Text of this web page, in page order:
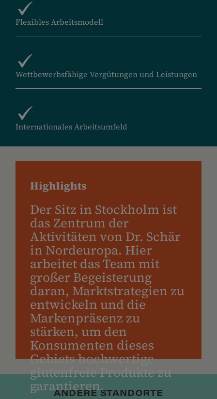
Flexibles Arbeitsmodell
Wettbewerbsfähige Vergütungen und Leistungen
Internationales Arbeitsumfeld
Highlights
Der Sitz in Stockholm ist
das Zentrum der
Aktivitäten von Dr. Schär
in Nordeuropa. Hier
arbeitet das Team mit
großer Begeisterung
daran, Marktstrategien zu
entwickeln und die
Markenpräsenz zu
stärken, um den
Konsumenten dieses
Gebiets hochwertige
glutenfreie Produkte zu
garantieren.
ANDERE STANDORTE